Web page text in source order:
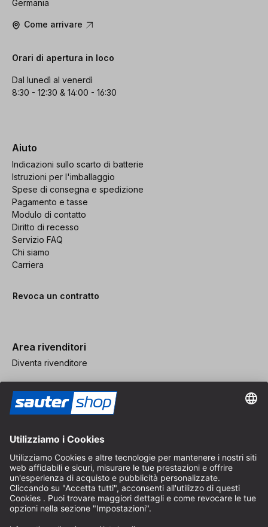
Germania
Come arrivare
Orari di apertura in loco
Dal lunedì al venerdì
8:30 - 12:30 & 14:00 - 16:30
Aiuto
Indicazioni sullo scarto di batterie
Istruzioni per l'imballaggio
Spese di consegna e spedizione
Pagamento e tasse
Modulo di contatto
Diritto di recesso
Servizio FAQ
Chi siamo
Carriera
Revoca un contratto
Area rivenditori
Diventa rivenditore
CGV
Protezione dei Dati
Impostazioni dei Cookie